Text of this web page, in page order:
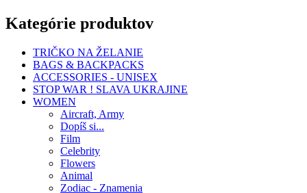
Kategórie produktov
TRIČKO NA ŽELANIE
BAGS & BACKPACKS
ACCESSORIES - UNISEX
STOP WAR ! SLAVA UKRAJINE
WOMEN
Aircraft, Army
Dopíš si...
Film
Celebrity
Flowers
Animal
Zodiac - Znamenia